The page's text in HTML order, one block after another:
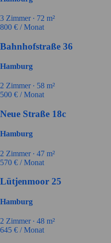
3 Zimmer ∙ 72 m²
800 € / Monat
Bahnhofstraße 36
Hamburg
2 Zimmer ∙ 58 m²
500 € / Monat
Neue Straße 18c
Hamburg
2 Zimmer ∙ 47 m²
570 € / Monat
Lütjenmoor 25
Hamburg
2 Zimmer ∙ 48 m²
645 € / Monat